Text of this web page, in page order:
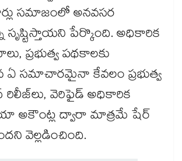
సమాజంలో అనవసర
పేర్కొంది. అధికారిక
ప్రభుత్వ పథకాలకు
ఏ సమాచారమైనా కేవలం ప్రభుత్వ
రిలీజ్‌లు, వెరిఫైడ్ అధికారిక
ద్వారా మాత్రమే షేర్
వెల్లడించింది.